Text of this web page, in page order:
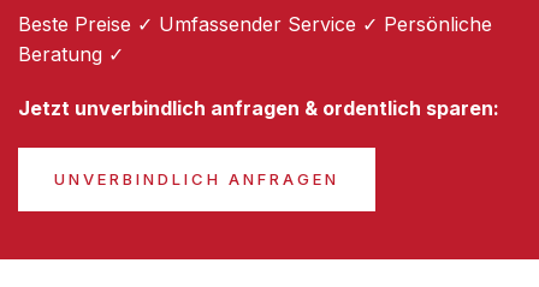
Beste Preise ✓ Umfassender Service ✓ Persönliche
Beratung ✓
Jetzt unverbindlich anfragen & ordentlich sparen:
UNVERBINDLICH ANFRAGEN